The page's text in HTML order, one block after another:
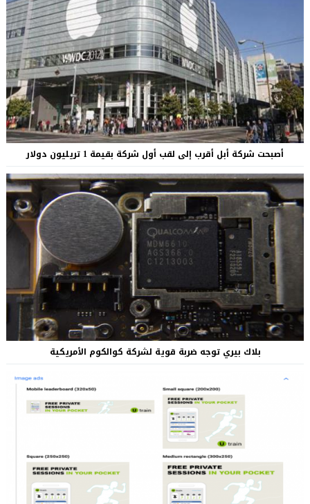
أصبحت شركة أبل أقرب إلى لقب أول شركة بقيمة 1 تريليون دولار
بلاك بيري توجه ضربة قوية لشركة كوالكوم الأمريكية